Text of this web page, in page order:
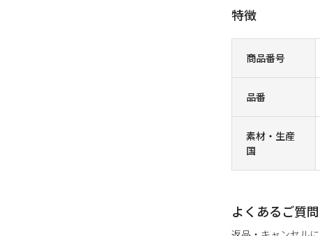
商品番号
品番
素材・生産
国
特徴
よくあるご質問